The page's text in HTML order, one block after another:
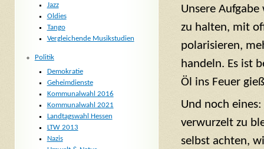
Unsere
zu halten, mit
polarisieren,
handeln. Es ist
Öl ins Feuer
Und noch
verwurzelt zu
selbst achten,
Jazz
Oldies
Tango
Vergleichende Musikstudien
Politik
Demokratie
Geheimdienste
Kommunalwahl 2016
Kommunalwahl 2021
Landtagswahl Hessen
LTW 2013
Nazis